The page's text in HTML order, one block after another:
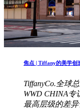
焦点 | Tiffany的美学创
TiffanyCo.全球
WWD CHINA
最高层级的差异